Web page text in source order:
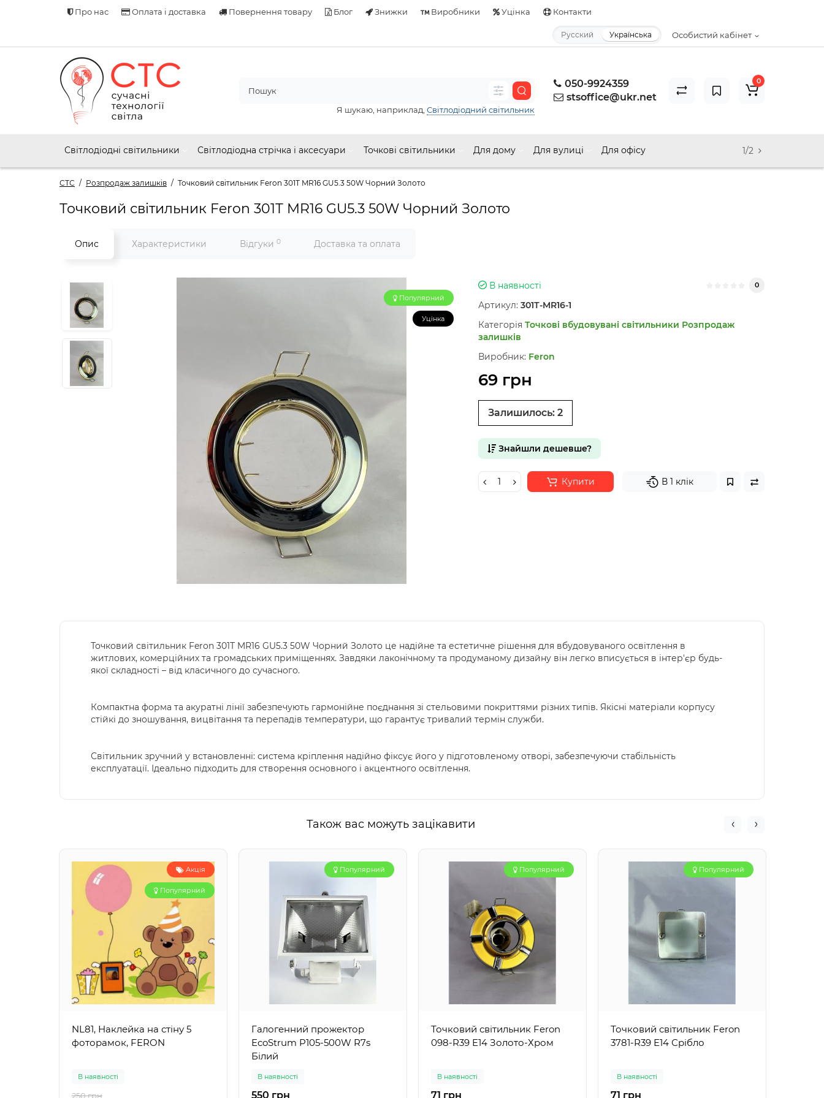
Про нас Оплата і доставка Повернення товару Блог Знижки Виробники Уцінка Контакти
Особистий кабінет
Русский Українська
050-9924359
stsoffice@ukr.net
Я шукаю, наприклад, Світлодіодний світильник
0
Світлодіодні світильники Світлодіодна стрічка і аксесуари Точкові світильники Для дому Для вулиці Для офісу 1/2
СТС Розпродаж залишків Точковий світильник Feron 301Т MR16 GU5.3 50W Чорний Золото
Точковий світильник Feron 301Т MR16 GU5.3 50W Чорний Золото
Опис Характеристики Відгуки 0 Доставка та оплата
Популярний
Уцінка
В наявності 0
Артикул: 301Т-MR16-1
Категорія Точкові вбудовувані світильники Розпродаж
залишків
Виробник: Feron
69 грн
Залишилось: 2
Знайшли дешевше?
Купити В 1 клік
Точковий світильник Feron 301Т MR16 GU5.3 50W Чорний Золото це надійне та естетичне рішення для вбудовуваного освітлення в
житлових, комерційних та громадських приміщеннях. Завдяки лаконічному та продуманому дизайну він легко вписується в інтер'єр будь-
якої складності – від класичного до сучасного.
Компактна форма та акуратні лінії забезпечують гармонійне поєднання зі стельовими покриттями різних типів. Якісні матеріали корпусу
стійкі до зношування, вицвітання та перепадів температури, що гарантує тривалий термін служби.
Світильник зручний у встановленні: система кріплення надійно фіксує його у підготовленому отворі, забезпечуючи стабільність
експлуатації. Ідеально підходить для створення основного і акцентного освітлення.
Також вас можуть зацікавити
Акція
Популярний
NL81, Наклейка на стіну 5
фоторамок, FERON
В наявності
250 грн
Популярний
Галогенний прожектор
EcoStrum P105-500W R7s
Білий
В наявності
550 грн
Популярний
Точковий світильник Feron
098-R39 E14 Золото-Хром
В наявності
71 грн
Популярний
Точковий світильник Feron
3781-R39 E14 Срібло
В наявності
71 грн